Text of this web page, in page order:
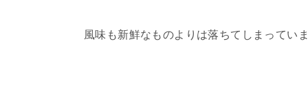
風味も新鮮なものよりは落ちてしまっていま